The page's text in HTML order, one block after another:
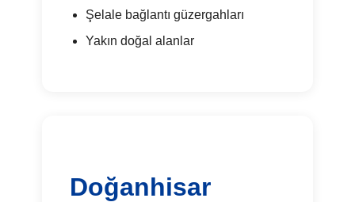
Şelale bağlantı güzergahları
Yakın doğal alanlar
Doğanhisar